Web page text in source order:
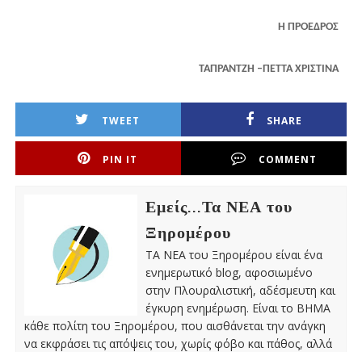
H ΠΡΟΕΔΡΟΣ
ΤΑΠΡΑΝΤΖΗ –ΠΕΤΤΑ ΧΡΙΣΤΙΝΑ
TWEET SHARE
PIN IT COMMENT
Εμείς...Τα ΝΕΑ του
Ξηρομέρου
ΤΑ ΝΕΑ του Ξηρομέρου είναι ένα
ενημερωτικό blog, αφοσιωμένο
στην Πλουραλιστική, αδέσμευτη και
έγκυρη ενημέρωση. Είναι το ΒΗΜΑ
κάθε πολίτη του Ξηρομέρου, που αισθάνεται την ανάγκη
να εκφράσει τις απόψεις του, χωρίς φόβο και πάθος, αλλά